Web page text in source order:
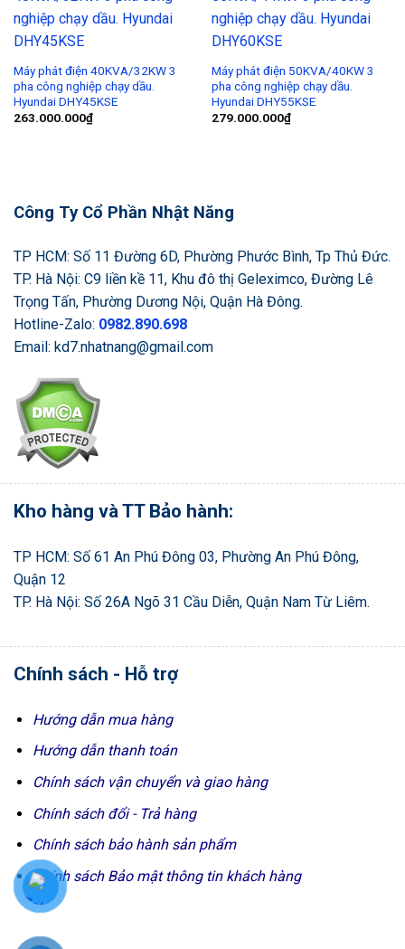
Add to
Wishlist
Máy phát điện 40KVA/32KW 3
pha công nghiệp chạy dầu.
Hyundai DHY45KSE
263.000.000₫
Add to
Wishlist
Máy phát điện 50KVA/40KW 3
pha công nghiệp chạy dầu.
Hyundai DHY55KSE
279.000.000₫
Công Ty Cổ Phần Nhật Năng
TP HCM: Số 11 Đường 6D, Phường Phước Bình, Tp Thủ Đức.
TP. Hà Nội: C9 liền kề 11, Khu đô thị Geleximco, Đường Lê
Trọng Tấn, Phường Dương Nội, Quận Hà Đông.
Hotline-Zalo: 0982.890.698
Email: kd7.nhatnang@gmail.com
Kho hàng và TT Bảo hành:
TP HCM: Số 61 An Phú Đông 03, Phường An Phú Đông,
Quận 12
TP. Hà Nội: Số 26A Ngõ 31 Cầu Diễn, Quận Nam Từ Liêm.
Chính sách - Hỗ trợ
Hướng dẫn mua hàng
Hướng dẫn thanh toán
Chính sách vận chuyển và giao hàng
Chính sách đổi - Trả hàng
Chính sách bảo hành sản phẩm
Chính sách Bảo mật thông tin khách hàng